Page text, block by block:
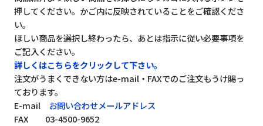
押してください。かご内に反映されていることをご確認くださ
い。
ほしい商品を選択し終わったら、あとは指示に従い必要事項を
ご記入ください。
詳しくはこちらをクリックして下さい。
注文がうまくできない方はe-mail・FAXでのご注文もうけ賜っ
ております。
E-mail お問い合わせメールアドレス
FAX 03-4500-9652